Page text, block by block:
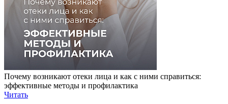
Почему возникают отеки лица и как с ними справиться:
эффективные методы и профилактика
Читать